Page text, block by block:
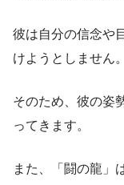
彼は自分の信念や
けようとしません。
そのため、彼の姿
ってきます。
また、「闘の龍」